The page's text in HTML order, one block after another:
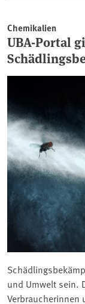
Chemikalien
UBA-Portal
und Umwelt sein.
Verbraucherinnen